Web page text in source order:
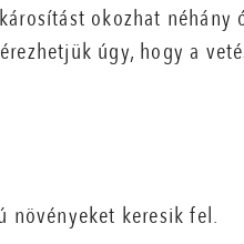
okozhat néhány
úgy, hogy a
növényeket keresik fel.